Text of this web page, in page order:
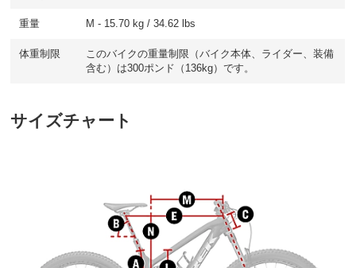
重量 M - 15.70 kg / 34.62 lbs
体重制限
このバイクの重量制限（バイク本体、ライダー、装備
含む）は300ポンド（136kg）です。
サイズチャート